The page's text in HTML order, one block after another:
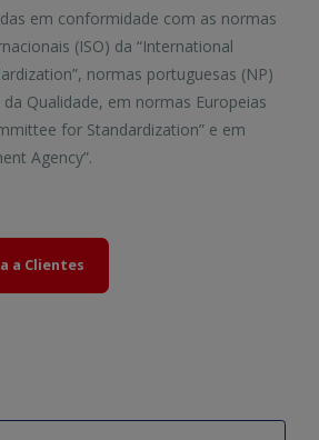
em conformidade com as normas
(ISO) da “International
normas portuguesas (NP)
Qualidade, em normas Europeias
for Standardization” e em
Agency”.
a Clientes